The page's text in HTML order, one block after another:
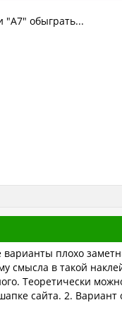
"А7" обыграть...
плохо
смысла в такой
Теоретически
сайта. 2.